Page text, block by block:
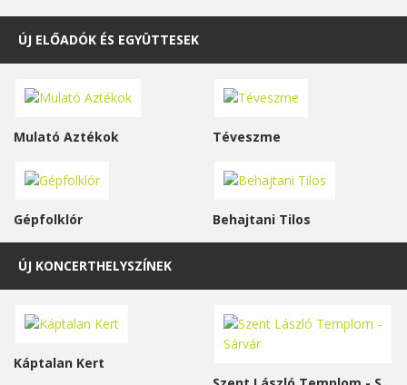
ÚJ ELŐADÓK ÉS EGYÜTTESEK
Mulató Aztékok Téveszme
Gépfolklór Behajtani Tilos
ÚJ KONCERTHELYSZÍNEK
Káptalan Kert